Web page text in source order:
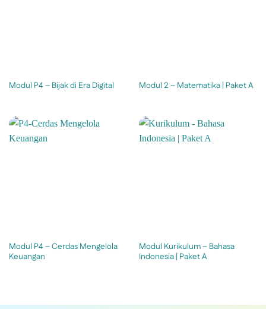
Modul P4 – Bijak di Era Digital Modul 2 – Matematika | Paket A
Modul P4 – Cerdas Mengelola
Keuangan
Modul Kurikulum – Bahasa
Indonesia | Paket A